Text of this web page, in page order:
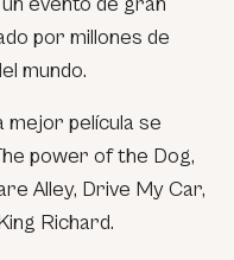
por millones de
mundo.
mejor película se
power of the Dog,
Alley, Drive My Car,
Richard.